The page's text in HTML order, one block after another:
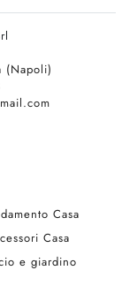
(Napoli)
Casa
Casa
e giardino